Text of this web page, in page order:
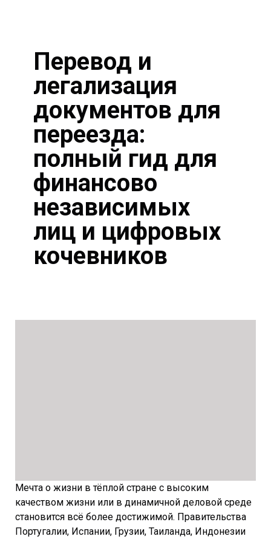
Перевод и
легализация
документов для
переезда:
полный гид для
финансово
независимых
лиц и цифровых
кочевников
Мечта о жизни в тёплой стране с высоким
качеством жизни или в динамичной деловой среде
становится всё более достижимой. Правительства
Португалии, Испании, Грузии, Таиланда, Индонезии